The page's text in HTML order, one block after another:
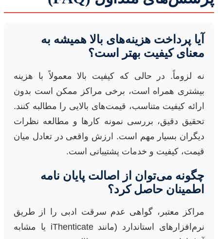
آیا پرداخت هزینه‌های بالا همیشه به
معنای کیفیت بهتر است؟
نه لزوماً. در حالی که کیفیت بالا معمولاً با هزینه
بیشتری همراه است، برخی مراکز ممکن است بدون
ارائه کیفیت متناسب، قیمت‌های بالایی را مطالبه کنند.
تحقیق دقیق، بررسی نمونه کارها و مطالعه نظرات
دیگران بسیار مهم است. ارزش واقعی در تعادل میان
قیمت، کیفیت و خدمات پشتیبانی است.
چگونه می‌توان از اصالت پایان نامه
اطمینان حاصل کرد؟
مراکز معتبر، گواهی عدم سرقت ادبی را از طریق
نرم‌افزارهای استاندارد (مانند iThenticate یا مشابه